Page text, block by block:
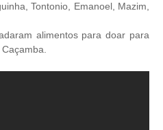
Tontonio, Emanoel, Mazim,
alimentos para doar para